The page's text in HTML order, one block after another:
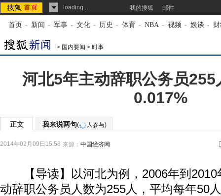
loading... 我的搜狐 邮件
首页 - 新闻 - 军事 - 文化 - 历史 - 体育 - NBA - 视频 - 娱谈 -
> 国内要闻 > 时事
河北5年主动辞职公务员255
0.017%
正文 我来说两句( 人参与)
2014年02月09日15:58 来源： 中国经济网
【导读】以河北为例，2006年到2010
动辞职公务员人数为255人，平均每年50